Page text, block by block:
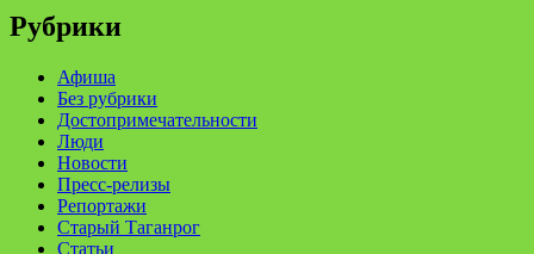
Рубрики
Афиша
Без рубрики
Достопримечательности
Люди
Новости
Пресс-релизы
Репортажи
Старый Таганрог
Статьи